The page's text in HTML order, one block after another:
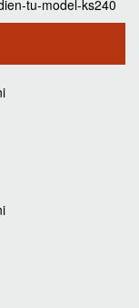
tu-model-ks240